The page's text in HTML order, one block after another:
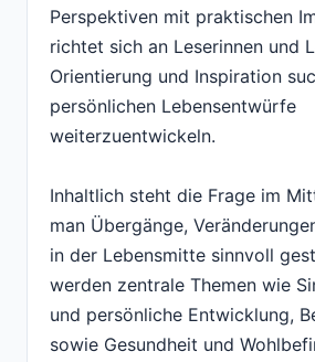
Perspektiven mit praktischen
richtet sich an Leserinnen und
Orientierung und Inspiration
persönlichen Lebensentwürfe
weiterzuentwickeln.
Inhaltlich steht die Frage im
man Übergänge,
in der Lebensmitte sinnvoll
werden zentrale Themen wie
und persönliche Entwicklung,
sowie Gesundheit und